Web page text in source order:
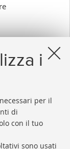
i
per il
di
con il tuo
sono usati